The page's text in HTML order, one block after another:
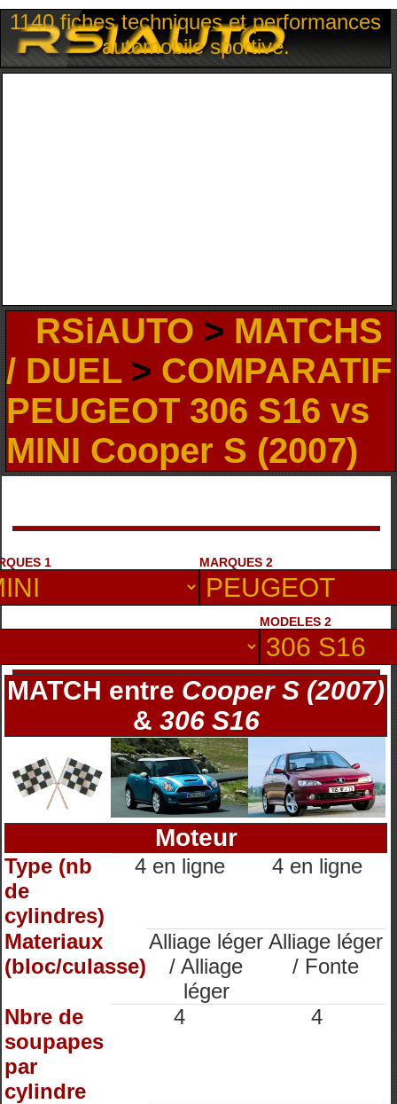
1140 fiches techniques et performances
automobile sportive.
RSiAUTO > MATCHS
/ DUEL> COMPARATIF
PEUGEOT 306 S16 vs
MINI Cooper S (2007)
1 MARQUES 2
MODELES 2
MATCH entre Cooper S (2007)
& 306 S16
Moteur
Type (nb
de
cylindres)
4 en ligne 4 en ligne
Materiaux
(bloc/culasse)
Alliage léger
/ Alliage
léger
Alliage léger
/ Fonte
Nbre de
soupapes
par
cylindre
4 4